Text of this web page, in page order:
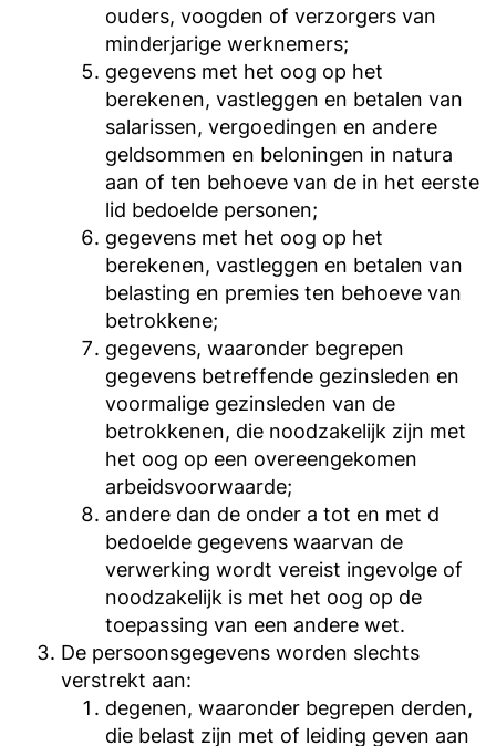
ouders, voogden of verzorgers van
minderjarige werknemers;
gegevens met het oog op het
berekenen, vastleggen en betalen van
salarissen, vergoedingen en andere
geldsommen en beloningen in natura
aan of ten behoeve van de in het eerste
lid bedoelde personen;
gegevens met het oog op het
berekenen, vastleggen en betalen van
belasting en premies ten behoeve van
betrokkene;
gegevens, waaronder begrepen
gegevens betreffende gezinsleden en
voormalige gezinsleden van de
betrokkenen, die noodzakelijk zijn met
het oog op een overeengekomen
arbeidsvoorwaarde;
andere dan de onder a tot en met d
bedoelde gegevens waarvan de
verwerking wordt vereist ingevolge of
noodzakelijk is met het oog op de
toepassing van een andere wet.
De persoonsgegevens worden slechts
verstrekt aan:
degenen, waaronder begrepen derden,
die belast zijn met of leiding geven aan